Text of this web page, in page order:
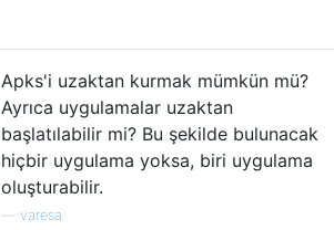
Apks'i uzaktan kurmak mümkün mü?
Ayrıca uygulamalar uzaktan
başlatılabilir mi? Bu şekilde bulunacak
hiçbir uygulama yoksa, biri uygulama
oluşturabilir.
varesa